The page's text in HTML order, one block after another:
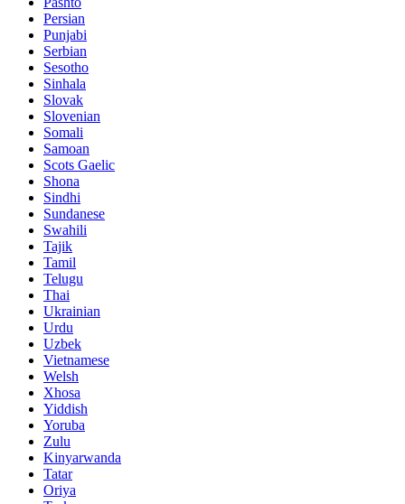
Persian
Punjabi
Serbian
Sesotho
Sinhala
Slovak
Slovenian
Somali
Samoan
Scots Gaelic
Shona
Sindhi
Sundanese
Swahili
Tajik
Tamil
Telugu
Thai
Ukrainian
Urdu
Uzbek
Vietnamese
Welsh
Xhosa
Yiddish
Yoruba
Zulu
Kinyarwanda
Tatar
Oriya